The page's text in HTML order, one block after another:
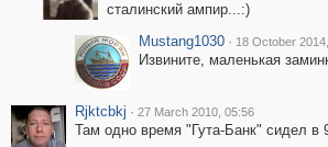
сталинский ампир...:)
Mustang1030 · 18 October
Извините, маленькая
Rjktcbkj · 27 March 2010, 05:56
Там одно время "Гута-Банк" сидел в